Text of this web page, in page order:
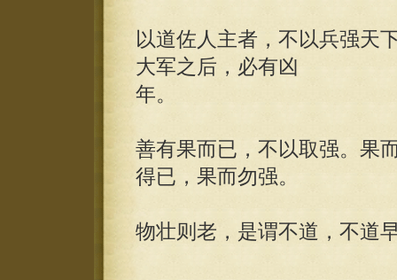
以道佐人主者，不以兵强天
大军之后，必有凶
年。
善有果而已，不以取强。果
得已，果而勿强。
物壮则老，是谓不道，不道